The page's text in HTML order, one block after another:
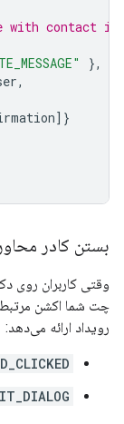
with contact
},
,
]}
بستن کادر
وقتی کاربران روی
چت شما اکشن مرتبط
رویداد ارائه می‌دهد: